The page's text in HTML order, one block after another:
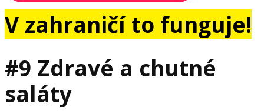
V zahraničí to funguje!
#9 Zdravé a chutné
saláty